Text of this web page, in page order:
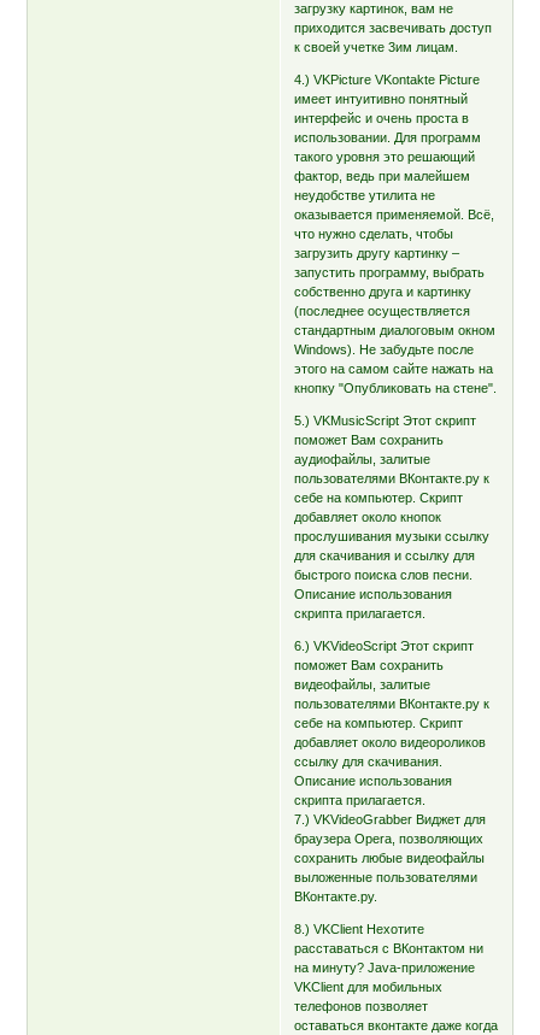
загрузку картинок, вам не
приходится засвечивать доступ
к своей учетке 3им лицам.
4.) VKPicture VKontakte Picture
имеет интуитивно понятный
интерфейс и очень проста в
использовании. Для программ
такого уровня это решающий
фактор, ведь при малейшем
неудобстве утилита не
оказывается применяемой. Всё,
что нужно сделать, чтобы
загрузить другу картинку –
запустить программу, выбрать
собственно друга и картинку
(последнее осуществляется
стандартным диалоговым окном
Windows). Не забудьте после
этого на самом сайте нажать на
кнопку "Опубликовать на стене".
5.) VKMusicScript Этот скрипт
поможет Вам сохранить
аудиофайлы, залитые
пользователями ВКонтакте.ру к
себе на компьютер. Скрипт
добавляет около кнопок
прослушивания музыки ссылку
для скачивания и ссылку для
быстрого поиска слов песни.
Описание использования
скрипта прилагается.
6.) VKVideoScript Этот скрипт
поможет Вам сохранить
видеофайлы, залитые
пользователями ВКонтакте.ру к
себе на компьютер. Скрипт
добавляет около видеороликов
ссылку для скачивания.
Описание использования
скрипта прилагается.
7.) VKVideoGrabber Виджет для
браузера Opera, позволяющих
сохранить любые видеофайлы
выложенные пользователями
ВКонтакте.ру.
8.) VKClient Нехотите
расставаться с ВКонтактом ни
на минуту? Java-приложение
VKClient для мобильных
телефонов позволяет
оставаться вконтакте даже когда